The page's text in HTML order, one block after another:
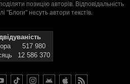
позицію авторів. Відповідальність
"Блоги" несуть автори текстів.
517 980
12 586 370